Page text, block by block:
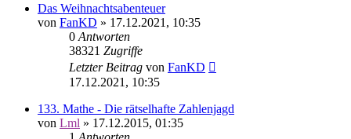
Das Weihnachtsabenteuer
von FanKD » 17.12.2021, 10:35
0 Antworten
38321 Zugriffe
Letzter Beitrag von FanKD
17.12.2021, 10:35
133. Mathe - Die rätselhafte Zahlenjagd
von Lml » 17.12.2015, 01:35